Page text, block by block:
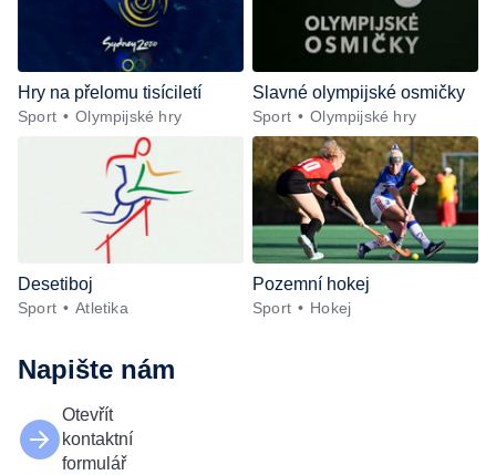
Hry na přelomu tisíciletí
Sport Olympijské hry
Slavné olympijské osmičky
Sport Olympijské hry
Desetiboj
Sport Atletika
Pozemní hokej
Sport Hokej
Napište nám
Otevřít
kontaktní
formulář